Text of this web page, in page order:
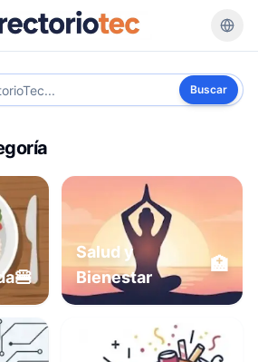
Buscar
🍔
Salud y
Bienestar
🏥